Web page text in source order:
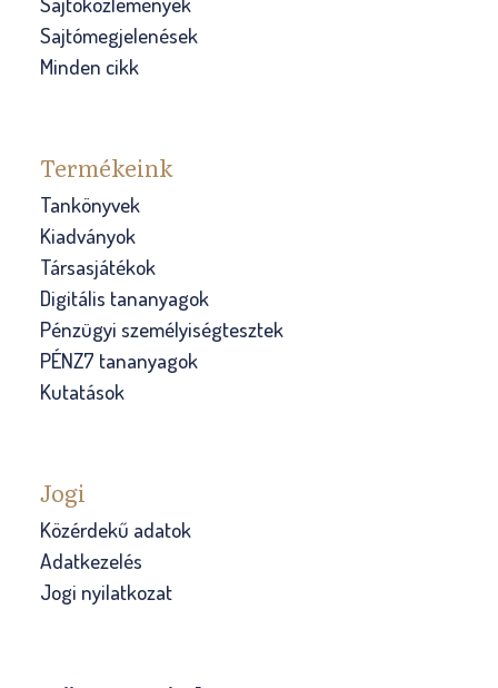
Sajtómegjelenések
Minden cikk
Termékeink
Tankönyvek
Kiadványok
Társasjátékok
Digitális tananyagok
Pénzügyi személyiségtesztek
PÉNZ7 tananyagok
Kutatások
Jogi
Közérdekű adatok
Adatkezelés
Jogi nyilatkozat